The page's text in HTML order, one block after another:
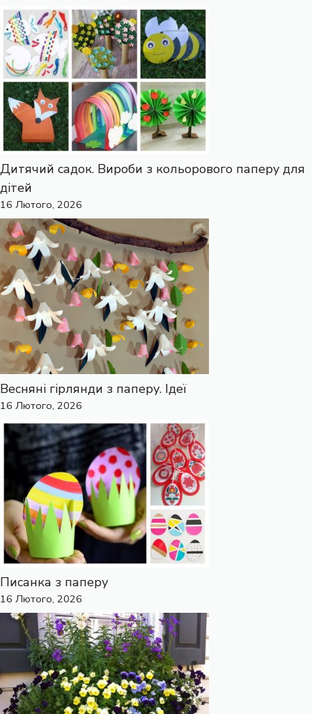
Дитячий садок. Вироби з кольорового паперу для
дітей
16 Лютого, 2026
Весняні гірлянди з паперу. Ідеї
16 Лютого, 2026
Писанка з паперу
16 Лютого, 2026